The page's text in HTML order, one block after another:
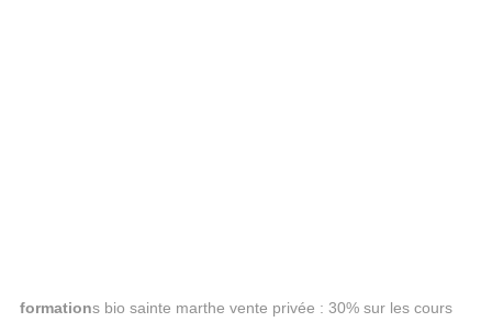
formations bio sainte marthe vente privée : 30% sur les cours